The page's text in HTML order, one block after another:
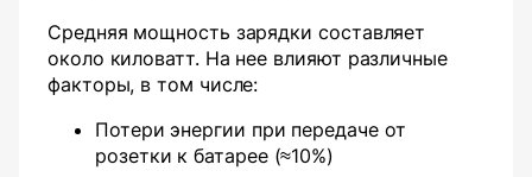
Средняя мощность зарядки составляет
около киловатт. На нее влияют различные
факторы, в том числе:
Потери энергии при передаче от
розетки к батарее (≈10%)